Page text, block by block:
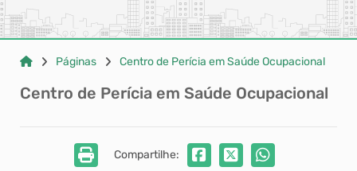
Páginas Centro de Perícia em Saúde Ocupacional
Centro de Perícia em Saúde Ocupacional
Compartilhe: